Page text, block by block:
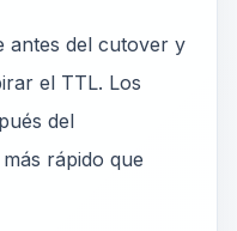
antes del cutover y
el TTL. Los
del
rápido que